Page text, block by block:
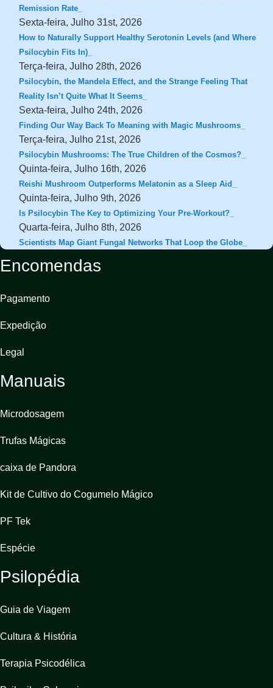
Remission Rate
Sexta-feira, Julho 31st, 2026
How to Naturally Support Healthy Serotonin Levels (and Where
Psilocybin Fits In)
Terça-feira, Julho 28th, 2026
Psilocybin, the Mandela Effect, and the Strange Feeling That
Reality Isn’t Quite What It Seems
Sexta-feira, Julho 24th, 2026
Finding Our Way Back To Meaning with Magic Mushrooms
Terça-feira, Julho 21st, 2026
Psilocybin Mushrooms: The True Children of the Cosmos?
Quinta-feira, Julho 16th, 2026
Reishi Mushroom Outperforms Melatonin as a Sleep Aid
Quinta-feira, Julho 9th, 2026
Is Psilocybin The Key to Optimizing Your Pre-Workout?
Quarta-feira, Julho 8th, 2026
Scientists Map Giant Fungal Networks That Loop the Globe
Encomendas
Pagamento
Expedição
Legal
Manuais
Microdosagem
Trufas Mágicas
caixa de Pandora
Kit de Cultivo do Cogumelo Mágico
PF Tek
Espécie
Psilopédia
Guia de Viagem
Cultura & História
Terapia Psicodélica